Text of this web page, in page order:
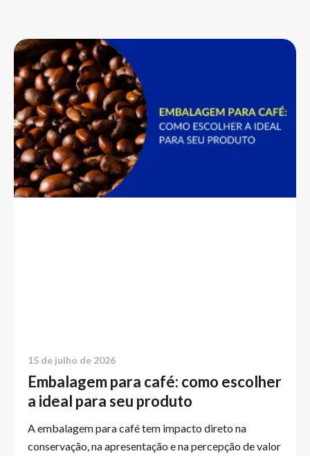
Embalagem para café: como escolher
a ideal para seu produto
15 de julho de 2026
A embalagem para café tem impacto direto na
conservação, na apresentação e na percepção de valor